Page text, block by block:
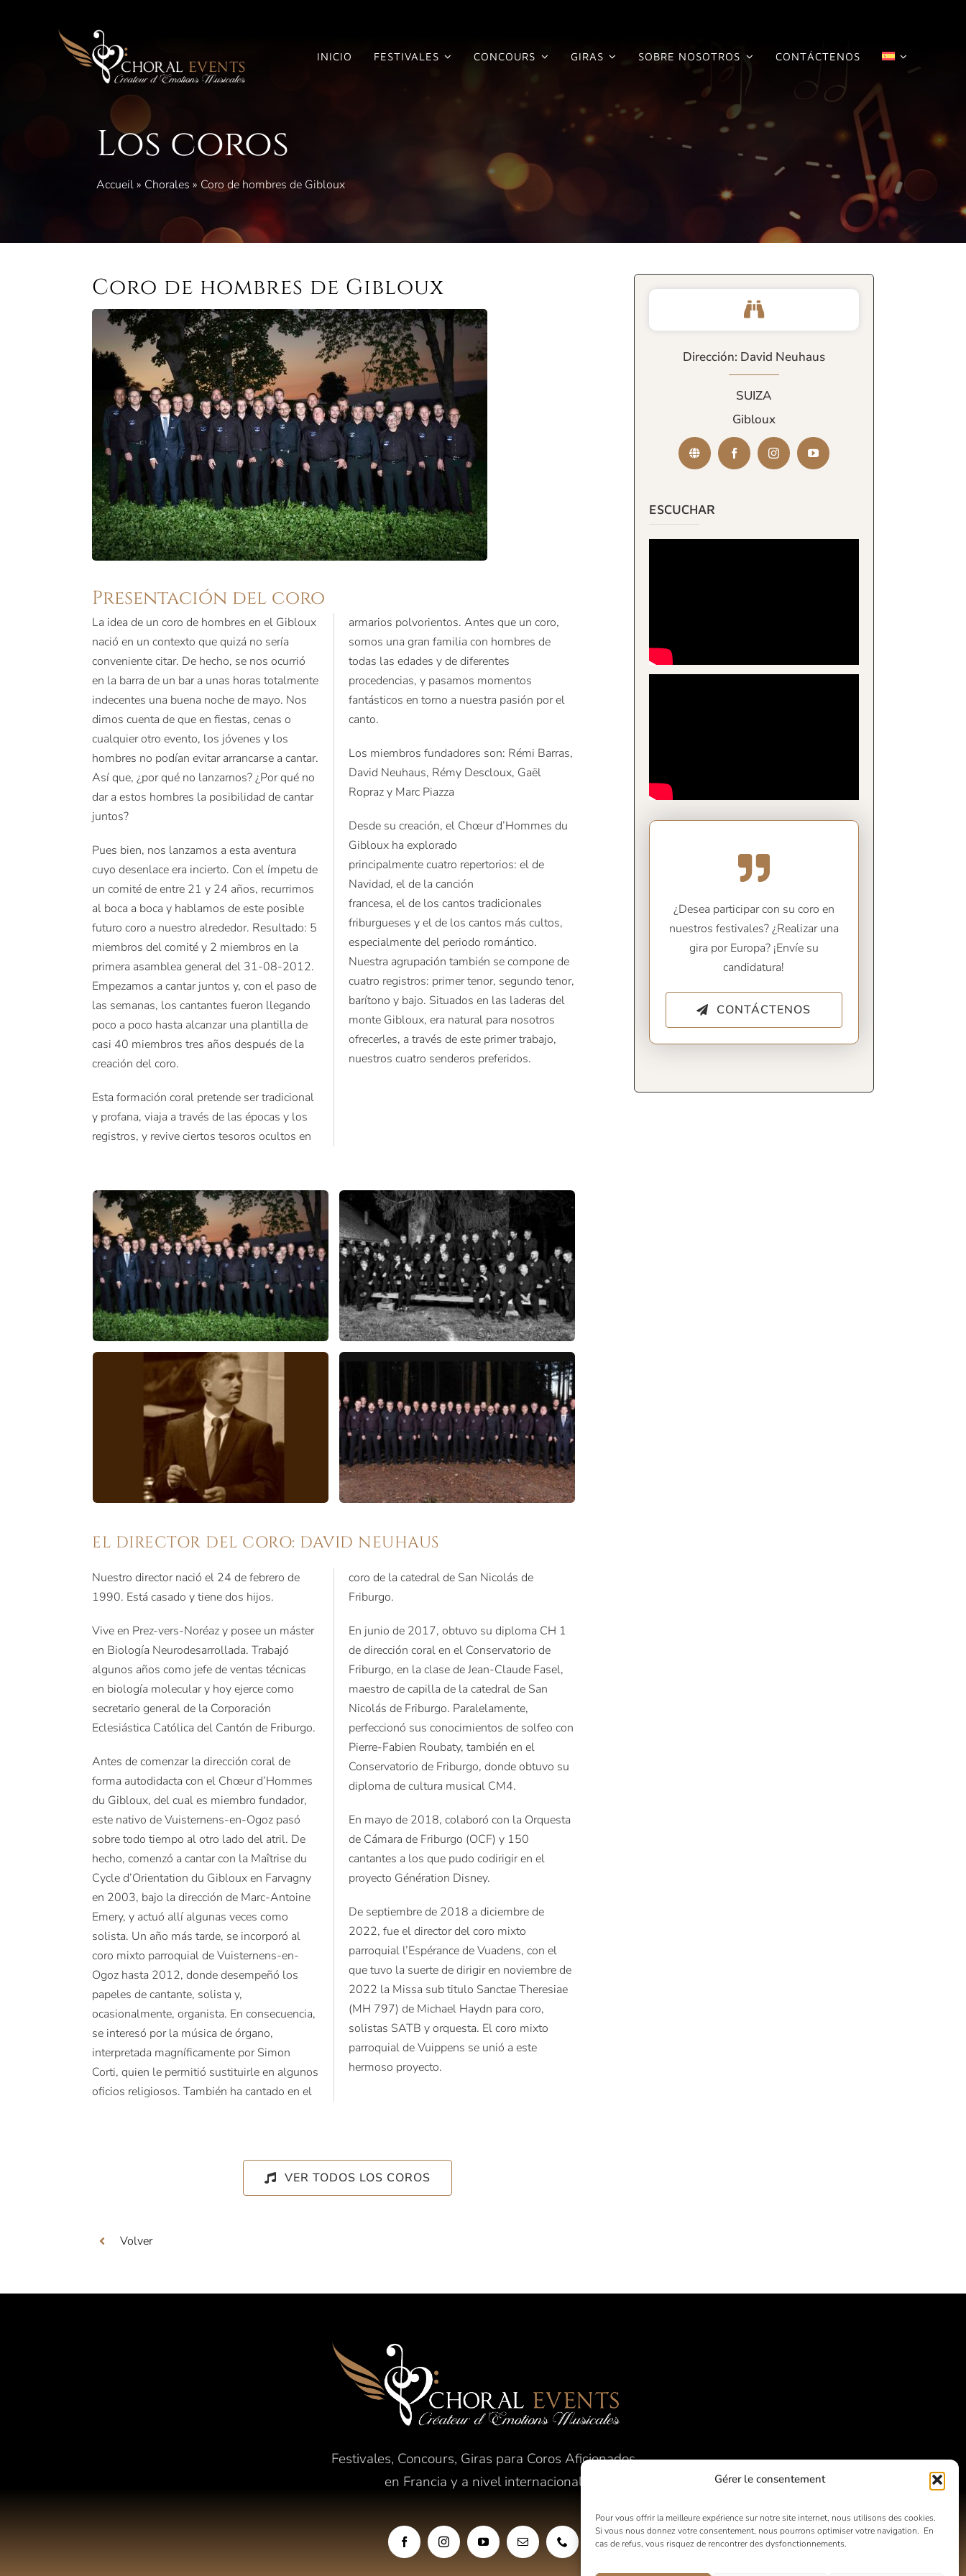
Gérer le consentement
Pour vous offrir la meilleure expérience sur notre site internet, nous utilisons des cookies.
Si vous nous donnez votre consentement, nous pourrons optimiser votre navigation. En
cas de refus, vous risquez de rencontrer des dysfonctionnements.
INICIO FESTIVALES CONCOURS GIRAS SOBRE NOSOTROS CONTÁCTENOS
Los coros
Accueil » Chorales » Coro de hombres de Gibloux
Coro de hombres de Gibloux
Presentación del coro
La idea de un coro de hombres en el Gibloux
nació en un contexto que quizá no sería
conveniente citar. De hecho, se nos ocurrió
en la barra de un bar a unas horas totalmente
indecentes una buena noche de mayo. Nos
dimos cuenta de que en fiestas, cenas o
cualquier otro evento, los jóvenes y los
hombres no podían evitar arrancarse a cantar.
Así que, ¿por qué no lanzarnos? ¿Por qué no
dar a estos hombres la posibilidad de cantar
juntos?
Pues bien, nos lanzamos a esta aventura
cuyo desenlace era incierto. Con el ímpetu de
un comité de entre 21 y 24 años, recurrimos
al boca a boca y hablamos de este posible
futuro coro a nuestro alrededor. Resultado: 5
miembros del comité y 2 miembros en la
primera asamblea general del 31-08-2012.
Empezamos a cantar juntos y, con el paso de
las semanas, los cantantes fueron llegando
poco a poco hasta alcanzar una plantilla de
casi 40 miembros tres años después de la
creación del coro.
Esta formación coral pretende ser tradicional
y profana, viaja a través de las épocas y los
registros, y revive ciertos tesoros ocultos en
armarios polvorientos. Antes que un coro,
somos una gran familia con hombres de
todas las edades y de diferentes
procedencias, y pasamos momentos
fantásticos en torno a nuestra pasión por el
canto.
Los miembros fundadores son: Rémi Barras,
David Neuhaus, Rémy Descloux, Gaël
Ropraz y Marc Piazza
Desde su creación, el Chœur d’Hommes du
Gibloux ha explorado
principalmente cuatro repertorios: el de
Navidad, el de la canción
francesa, el de los cantos tradicionales
friburgueses y el de los cantos más cultos,
especialmente del periodo romántico.
Nuestra agrupación también se compone de
cuatro registros: primer tenor, segundo tenor,
barítono y bajo. Situados en las laderas del
monte Gibloux, era natural para nosotros
ofrecerles, a través de este primer trabajo,
nuestros cuatro senderos preferidos.
EL DIRECTOR DEL CORO: DAVID NEUHAUS
Nuestro director nació el 24 de febrero de
1990. Está casado y tiene dos hijos.
Vive en Prez-vers-Noréaz y posee un máster
en Biología Neurodesarrollada. Trabajó
algunos años como jefe de ventas técnicas
en biología molecular y hoy ejerce como
secretario general de la Corporación
Eclesiástica Católica del Cantón de Friburgo.
Antes de comenzar la dirección coral de
forma autodidacta con el Chœur d’Hommes
du Gibloux, del cual es miembro fundador,
este nativo de Vuisternens-en-Ogoz pasó
sobre todo tiempo al otro lado del atril. De
hecho, comenzó a cantar con la Maîtrise du
Cycle d’Orientation du Gibloux en Farvagny
en 2003, bajo la dirección de Marc-Antoine
Emery, y actuó allí algunas veces como
solista. Un año más tarde, se incorporó al
coro mixto parroquial de Vuisternens-en-
Ogoz hasta 2012, donde desempeñó los
papeles de cantante, solista y,
ocasionalmente, organista. En consecuencia,
se interesó por la música de órgano,
interpretada magníficamente por Simon
Corti, quien le permitió sustituirle en algunos
oficios religiosos. También ha cantado en el
coro de la catedral de San Nicolás de
Friburgo.
En junio de 2017, obtuvo su diploma CH 1
de dirección coral en el Conservatorio de
Friburgo, en la clase de Jean-Claude Fasel,
maestro de capilla de la catedral de San
Nicolás de Friburgo. Paralelamente,
perfeccionó sus conocimientos de solfeo con
Pierre-Fabien Roubaty, también en el
Conservatorio de Friburgo, donde obtuvo su
diploma de cultura musical CM4.
En mayo de 2018, colaboró con la Orquesta
de Cámara de Friburgo (OCF) y 150
cantantes a los que pudo codirigir en el
proyecto Génération Disney.
De septiembre de 2018 a diciembre de
2022, fue el director del coro mixto
parroquial l’Espérance de Vuadens, con el
que tuvo la suerte de dirigir en noviembre de
2022 la Missa sub titulo Sanctae Theresiae
(MH 797) de Michael Haydn para coro,
solistas SATB y orquesta. El coro mixto
parroquial de Vuippens se unió a este
hermoso proyecto.
Dirección: David Neuhaus
SUIZA
Gibloux
ESCUCHAR
¿Desea participar con su coro en
nuestros festivales? ¿Realizar una
gira por Europa? ¡Envíe su
candidatura!
CONTÁCTENOS
VER TODOS LOS COROS
Volver
Festivales, Concours, Giras para Coros Aficionados
en Francia y a nivel internacional